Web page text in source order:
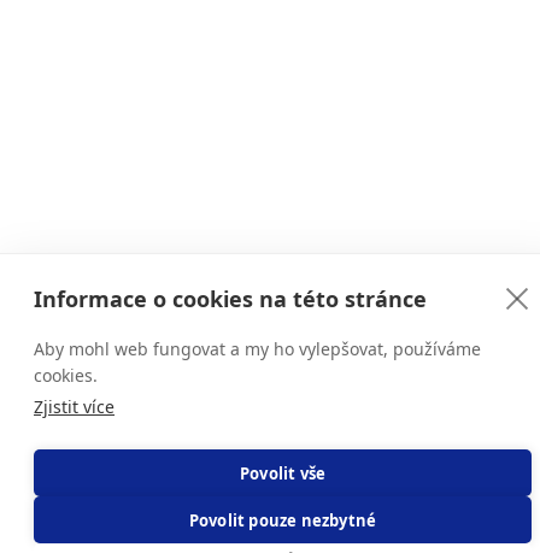
Informace o cookies na této stránce
Aby mohl web fungovat a my ho vylepšovat, používáme
cookies.
Zjistit více
Povolit vše
Povolit pouze nezbytné